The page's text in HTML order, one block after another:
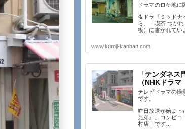
ドラマのロケ地に
夜ドラ『ミッドナ
ら。「喫茶 つか
板）に書かれてい
www.kuroji-kanban.com
「テンダネス
（NHKドラマ
テレビドラマの撮
です。
昨日放送が始まっ
兄弟』。コンビニ
村店」です…